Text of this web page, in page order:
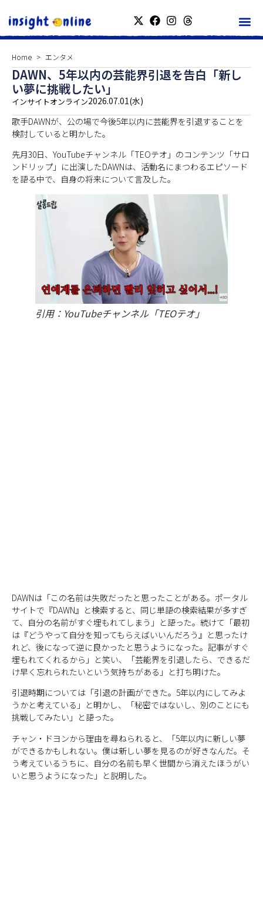
Home エンタメ
DAWN、5年以内の芸能界引退を告白「新し
い夢に挑戦したい」
インサイトオンライン2026.07.01(水)
歌手DAWNが、公の場で今後5年以内に芸能界を引退することを
検討していると明かした。
先月30日、YouTubeチャンネル「TEOテオ」のコンテンツ「サロ
ンドリップ」に出演したDAWNは、活動名にまつわるエピソード
を語る中で、自身の将来について言及した。
引用：YouTubeチャンネル「TEOテオ」
DAWNは「この名前は失敗だったと思ったことがある。ポータル
サイトで『DAWN』と検索すると、同じ単語の検索結果が多すぎ
て、自分の名前がすぐ埋もれてしまう」と語った。続けて「最初
は『どうやって自分を知ってもらえばいいんだろう』と思ったけ
れど、後になって逆に良かったと思うようになった。記事がすぐ
埋もれてくれるから」と笑い、「芸能界を引退したら、できるだ
け早く忘れられたいという気持ちがある」と打ち明けた。
引退時期については「引退の計画ができた。5年以内にしてみよ
うかと考えている」と明かし、「秘密ではないし、別のことにも
挑戦してみたい」と語った。
チャン・ドヨンから理由を尋ねられると、「5年以内に新しい夢
ができるかもしれない。僕は新しい夢を見るのが好きなんだ。そ
う考えているうちに、自分の名前も早く世間から消えたほうがい
いと思うようになった」と説明した。